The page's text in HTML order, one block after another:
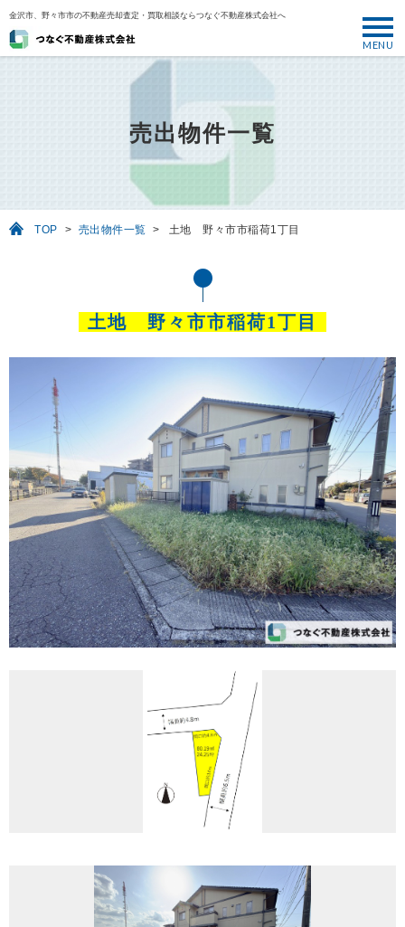
金沢市、野々市市の不動産売却査定・買取相談ならつなぐ不動産株式会社へ
MENU
お役立ち情報
REASON
つなぐ不動産株式会社が選ばれる理由
COMPANY
会社案内
売出物件一覧
TOP > 売出物件一覧 > 土地 野々市市稲荷1丁目
土地 野々市市稲荷1丁目